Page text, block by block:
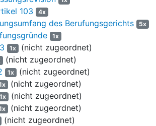
könne derartige konkrete
für die Unrichtigkeit der erstinstanzlichen
aufzeigen. Das Amtsgericht habe sich in
auch mit der Tatsache
dass die Klägerin zunächst eine
gehabt und erst in der Folge den
gefasst habe. Insgesamt setzten die
ihre Beweiswürdigung an die Stelle
103 4x
des Berufungsgerichts 5x
1x
1x (nicht zugeordnet)
(nicht zugeordnet)
1x (nicht zugeordnet)
(nicht zugeordnet)
1x (nicht zugeordnet)
(nicht zugeordnet)
(nicht zugeordnet)